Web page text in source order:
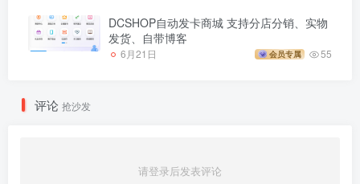
DCSHOP自动发卡商城 支持分店分销、实物
发货、自带博客
6月21日 会员专属 55
评论 抢沙发
请登录后发表评论